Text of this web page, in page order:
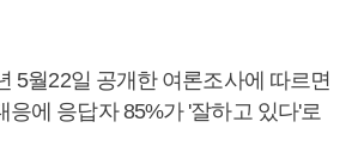
5월22일 공개한 여론조사에 따르면
응에 응답자 85%가 '잘하고 있다'로